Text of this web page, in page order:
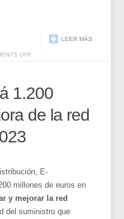
LEER MÁS
OFF
1.200
de la red
E-
millones de euros en
y mejorar la red
del suministro que